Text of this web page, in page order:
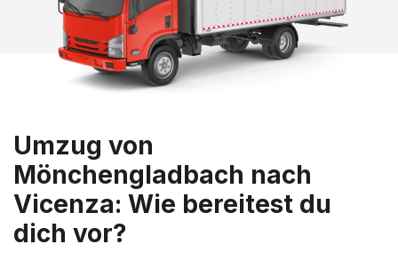
Umzug von
Mönchengladbach nach
Vicenza: Wie bereitest du
dich vor?